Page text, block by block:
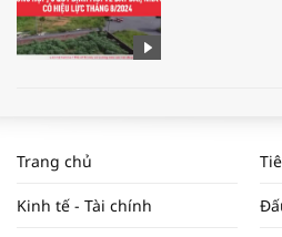
ĐẬP THỊ
Trang chủ
Kinh tế - Tài chính